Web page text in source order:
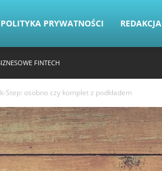
POLITYKA PRYWATNOŚCI REDAKCJA
FINTECH
Step: osobno czy komplet z podkładem